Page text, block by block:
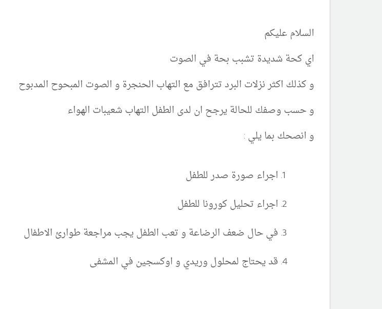
السلام عليكم
اي كحة شديدة تشبب بحة في الصوت
و كذلك اكثر نزلات البرد تترافق مع التهاب الحنجرة و الصوت المبحوح المدبوح
و حسب وصفك للحالة يرجح ان لدى الطفل التهاب شعيبات الهواء
و انصحك بما يلي :
اجراء صورة صدر للطفل
اجراء تحليل كورونا للطفل
في حال ضعف الرضاعة و تعب الطفل يجب مراجعة طوارئ الاطفال
قد يحتاج لمحلول وريدي و اوكسجين في المشفى